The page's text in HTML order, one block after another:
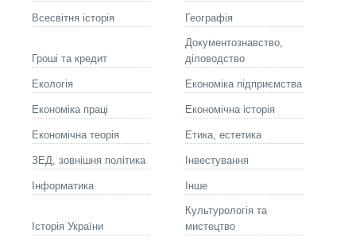
Всесвітня історія Географія
Гроші та кредит
Документознавство,
діловодство
Екологія Економіка підприємства
Економіка праці Економічна історія
Економічна теорія Етика, естетика
ЗЕД, зовнішня політика Інвестування
Інформатика Інше
Історія України
Культурологія та
мистецтво